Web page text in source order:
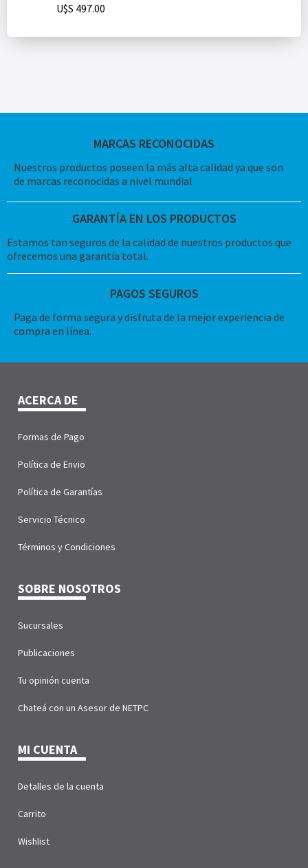
U$S 497.00
MARCAS RECONOCIDAS
Nuestros productos poseen la más alta calidad ya que son
de marcas reconocidas a nivel mundial
GARANTÍA EN LOS PRODUCTOS
Estamos tan seguros de la calidad de nuestros productos que
ofrecemos una garantía total.
PAGOS SEGUROS
Paga de forma segura y disfruta de la mejor experiencia de
compra en línea.
ACERCA DE
Formas de Pago
Política de Envio
Política de Garantías
Servicio Técnico
Términos y Condiciones
SOBRE NOSOTROS
Sucursales
Publicaciones
Tu opinión cuenta
Chateá con un Asesor de NETPC
MI CUENTA
Detalles de la cuenta
Carrito
Wishlist